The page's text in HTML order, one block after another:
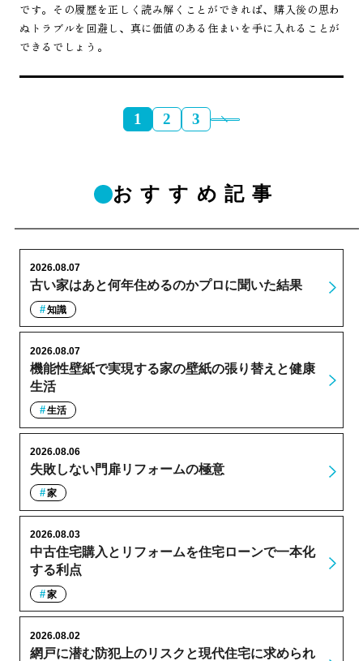
です。その履歴を正しく読み解くことができれば、購入後の思わ
ぬトラブルを回避し、真に価値のある住まいを手に入れることが
できるでしょう。
1 2 3
おすすめ記事
古い家はあと何年住めるのかプロに聞いた結果
2026.08.07
知識
機能性壁紙で実現する家の壁紙の張り替えと健康
生活
2026.08.07
生活
失敗しない門扉リフォームの極意
2026.08.06
家
中古住宅購入とリフォームを住宅ローンで一本化
する利点
2026.08.03
家
網戸に潜む防犯上のリスクと現代住宅に求められ
2026.08.02